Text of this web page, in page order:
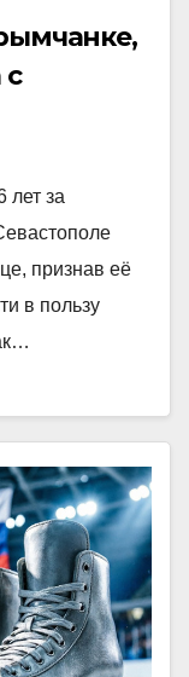
лет за
признав её
в пользу